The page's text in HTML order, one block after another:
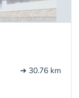
➔ 30.76 km